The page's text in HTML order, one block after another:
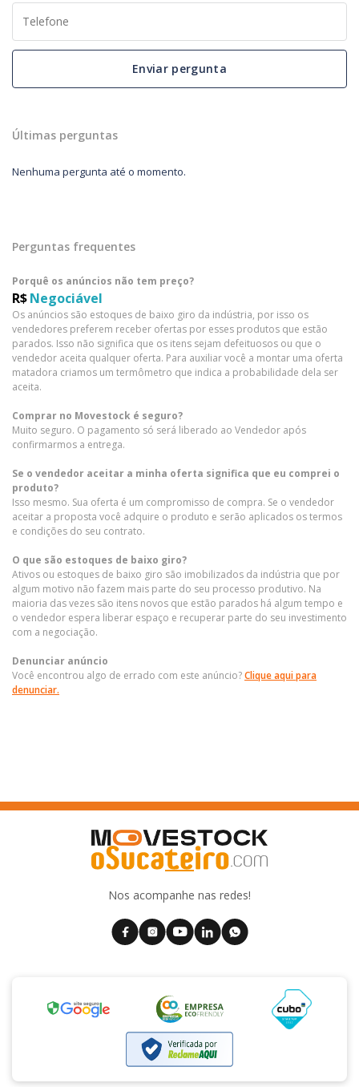
Enviar pergunta
Últimas perguntas
Nenhuma pergunta até o momento.
Perguntas frequentes
Porquê os anúncios não tem preço?
R$Negociável
Os anúncios são estoques de baixo giro da indústria, por isso os
vendedores preferem receber ofertas por esses produtos que estão
parados. Isso não significa que os itens sejam defeituosos ou que o
vendedor aceita qualquer oferta. Para auxiliar você a montar uma oferta
matadora criamos um termômetro que indica a probabilidade dela ser
aceita.
Comprar no Movestock é seguro?
Muito seguro. O pagamento só será liberado ao Vendedor após
confirmarmos a entrega.
Se o vendedor aceitar a minha oferta significa que eu comprei o
produto?
Isso mesmo. Sua oferta é um compromisso de compra. Se o vendedor
aceitar a proposta você adquire o produto e serão aplicados os termos
e condições do seu contrato.
O que são estoques de baixo giro?
Ativos ou estoques de baixo giro são imobilizados da indústria que por
algum motivo não fazem mais parte do seu processo produtivo. Na
maioria das vezes são itens novos que estão parados há algum tempo e
o vendedor espera liberar espaço e recuperar parte do seu investimento
com a negociação.
Denunciar anúncio
Você encontrou algo de errado com este anúncio?Clique aqui para
denunciar.
Nos acompanhe nas redes!